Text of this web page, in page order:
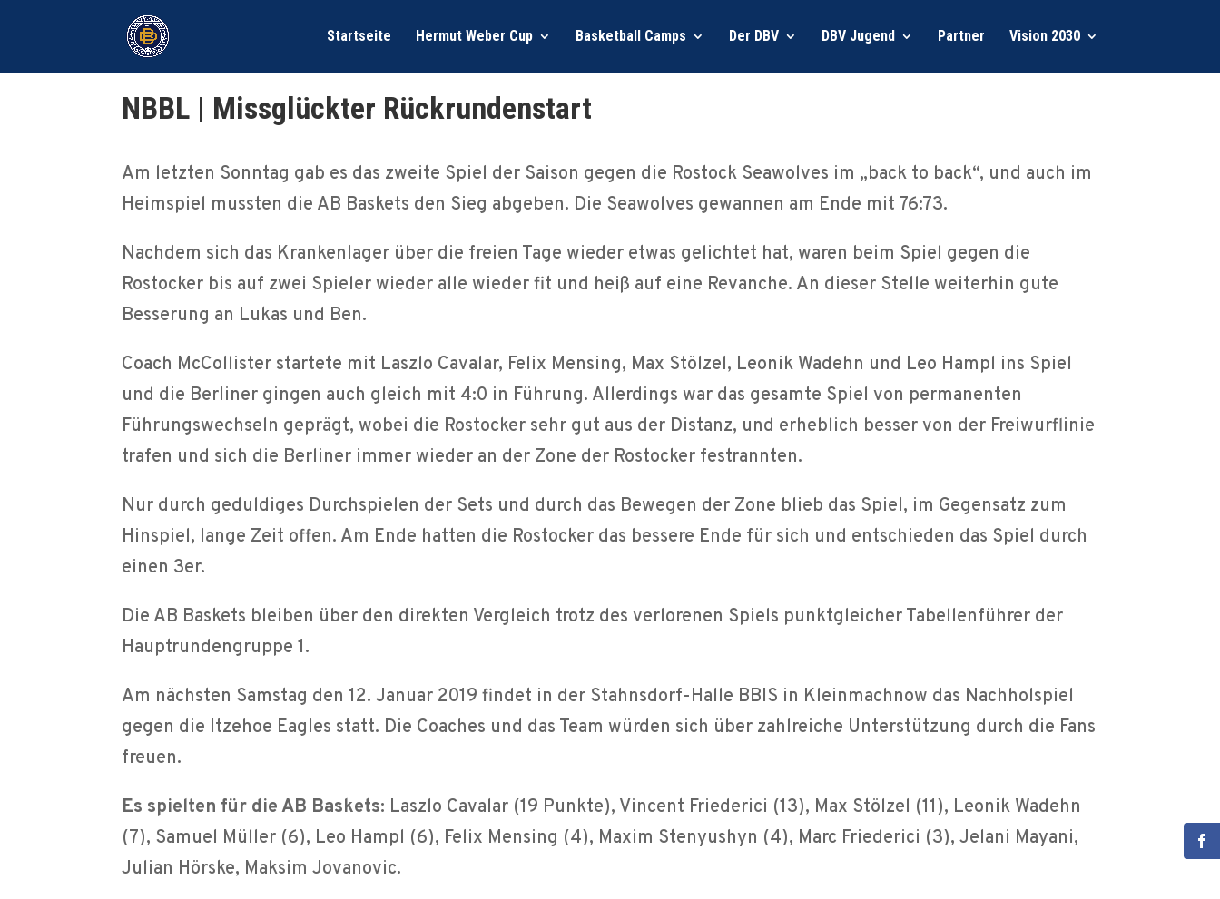
Startseite Hermut Weber Cup Basketball Camps Der DBV DBV Jugend Partner Vision 2030
NBBL | Missglückter Rückrundenstart
Am letzten Sonntag gab es das zweite Spiel der Saison gegen die Rostock Seawolves im „back to back“, und auch im
Heimspiel mussten die AB Baskets den Sieg abgeben. Die Seawolves gewannen am Ende mit 76:73.
Nachdem sich das Krankenlager über die freien Tage wieder etwas gelichtet hat, waren beim Spiel gegen die
Rostocker bis auf zwei Spieler wieder alle wieder fit und heiß auf eine Revanche. An dieser Stelle weiterhin gute
Besserung an Lukas und Ben.
Coach McCollister startete mit Laszlo Cavalar, Felix Mensing, Max Stölzel, Leonik Wadehn und Leo Hampl ins Spiel
und die Berliner gingen auch gleich mit 4:0 in Führung. Allerdings war das gesamte Spiel von permanenten
Führungswechseln geprägt, wobei die Rostocker sehr gut aus der Distanz, und erheblich besser von der Freiwurflinie
trafen und sich die Berliner immer wieder an der Zone der Rostocker festrannten.
Nur durch geduldiges Durchspielen der Sets und durch das Bewegen der Zone blieb das Spiel, im Gegensatz zum
Hinspiel, lange Zeit offen. Am Ende hatten die Rostocker das bessere Ende für sich und entschieden das Spiel durch
einen 3er.
Die AB Baskets bleiben über den direkten Vergleich trotz des verlorenen Spiels punktgleicher Tabellenführer der
Hauptrundengruppe 1.
Am nächsten Samstag den 12. Januar 2019 findet in der Stahnsdorf-Halle BBIS in Kleinmachnow das Nachholspiel
gegen die Itzehoe Eagles statt. Die Coaches und das Team würden sich über zahlreiche Unterstützung durch die Fans
freuen.
Es spielten für die AB Baskets: Laszlo Cavalar (19 Punkte), Vincent Friederici (13), Max Stölzel (11), Leonik Wadehn
(7), Samuel Müller (6), Leo Hampl (6), Felix Mensing (4), Maxim Stenyushyn (4), Marc Friederici (3), Jelani Mayani,
Julian Hörske, Maksim Jovanovic.